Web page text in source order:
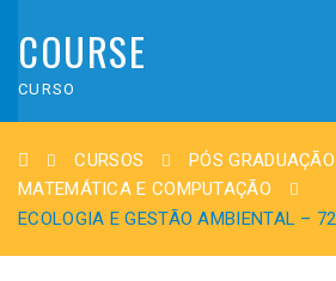
COURSE
CURSO
CURSOS PÓS GRADUAÇÃO
MATEMÁTICA E COMPUTAÇÃO
ECOLOGIA E GESTÃO AMBIENTAL –